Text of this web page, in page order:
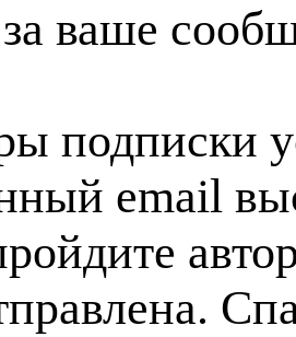
ваше
подписки
email